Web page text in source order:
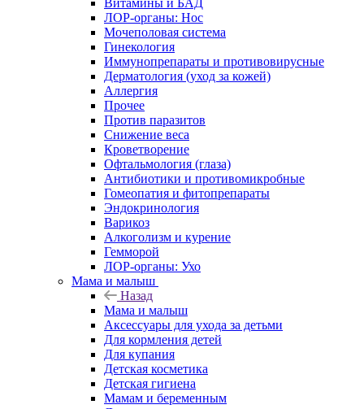
Витамины и БАД
ЛОР-органы: Нос
Мочеполовая система
Гинекология
Иммунопрепараты и противовирусные
Дерматология (уход за кожей)
Аллергия
Прочее
Против паразитов
Снижение веса
Кроветворение
Офтальмология (глаза)
Антибиотики и противомикробные
Гомеопатия и фитопрепараты
Эндокринология
Варикоз
Алкоголизм и курение
Гемморой
ЛОР-органы: Ухо
Мама и малыш
Назад
Мама и малыш
Аксессуары для ухода за детьми
Для кормления детей
Для купания
Детская косметика
Детская гигиена
Мамам и беременным